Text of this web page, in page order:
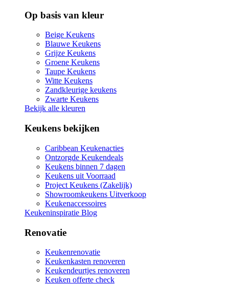
Op basis van kleur
Beige Keukens
Blauwe Keukens
Grijze Keukens
Groene Keukens
Taupe Keukens
Witte Keukens
Zandkleurige keukens
Zwarte Keukens
Bekijk alle kleuren
Keukens bekijken
Caribbean Keukenacties
Ontzorgde Keukendeals
Keukens binnen 7 dagen
Keukens uit Voorraad
Project Keukens (Zakelijk)
Showroomkeukens Uitverkoop
Keukenaccessoires
Keukeninspiratie Blog
Renovatie
Keukenrenovatie
Keukenkasten renoveren
Keukendeurtjes renoveren
Keuken offerte check